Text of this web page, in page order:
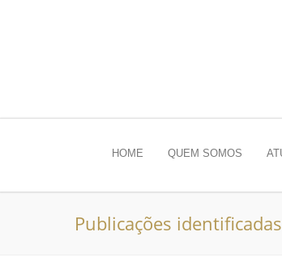
HOME QUEM SOMOS
Publicações